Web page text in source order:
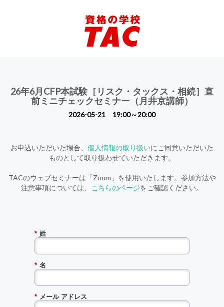
26年6月CFP本試験［リスク・タックス・相続］直
前ミニチェックセミナー（月井京講師）
2026-05-21 19:00～20:00
お申込いただいた場合、 個人情報の取り扱いにご同意いただいた
ものとして取り扱わせていただきます。
TACのウェブセミナーは「Zoom」を使用いたします。参加方法や
注意事項については、
こちらのページをご確認ください。
* 姓
* 名
* メール アドレス